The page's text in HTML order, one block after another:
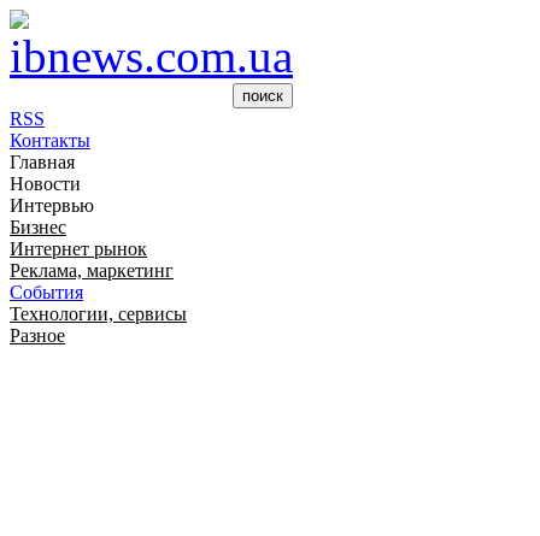
RSS
Контакты
Главная
Новости
Интервью
Бизнес
Интернет рынок
Реклама, маркетинг
События
Технологии, сервисы
Разное